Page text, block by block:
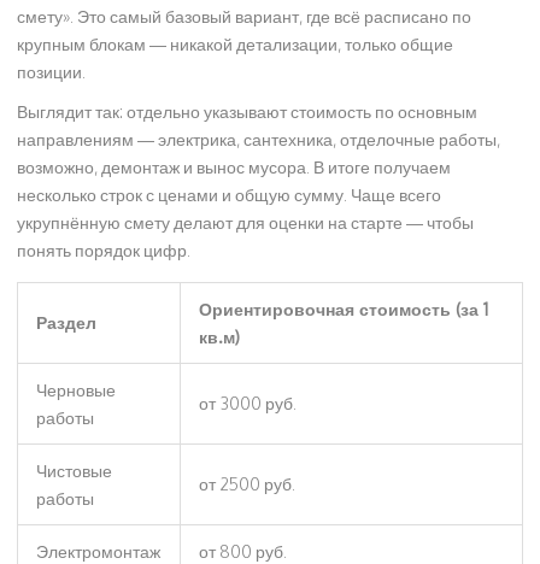
смету». Это самый базовый вариант, где всё расписано по
крупным блокам — никакой детализации, только общие
позиции.
Выглядит так: отдельно указывают стоимость по основным
направлениям — электрика, сантехника, отделочные работы,
возможно, демонтаж и вынос мусора. В итоге получаем
несколько строк с ценами и общую сумму. Чаще всего
укрупнённую смету делают для оценки на старте — чтобы
понять порядок цифр.
Раздел
Ориентировочная стоимость (за 1
кв.м)
Черновые
работы
от 3000 руб.
Чистовые
работы
от 2500 руб.
Электромонтаж от 800 руб.